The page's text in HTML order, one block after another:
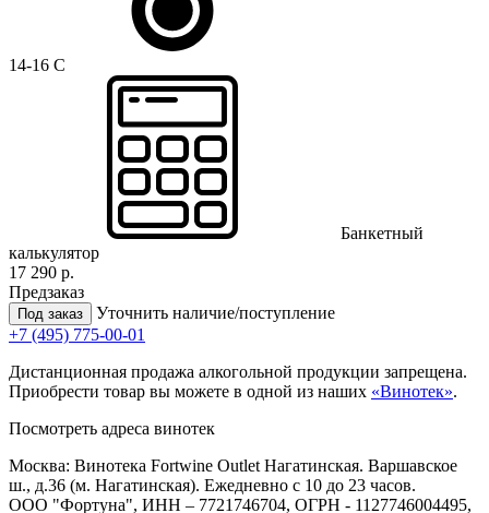
14-16 C
Банкетный
калькулятор
17 290 р.
Предзаказ
Под заказ
Уточнить наличие/поступление
+7 (495) 775-00-01
Дистанционная продажа алкогольной продукции запрещена.
Приобрести товар вы можете в одной из наших «Винотек».
Посмотреть адреса винотек
Москва: Винотека Fortwine Outlet Нагатинская. Варшавское
ш., д.36 (м. Нагатинская). Ежедневно с 10 до 23 часов.
ООО "Фортуна", ИНН – 7721746704, ОГРН - 1127746004495,